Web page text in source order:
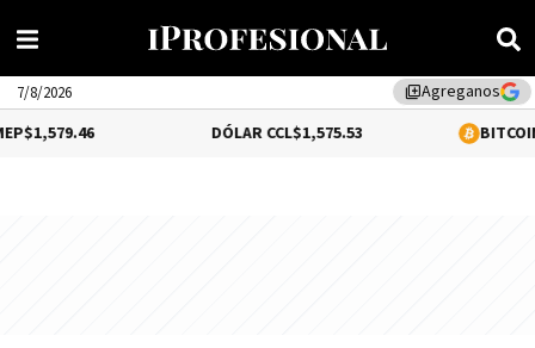
library_addAgreganos
7/8/2026
$1,575.53 0.8%